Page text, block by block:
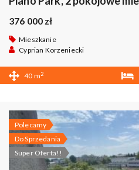
376 000 zł
Mieszkanie
Cyprian Korzeniecki
40 m2
Polecamy
Do Sprzedania
Super Oferta!!